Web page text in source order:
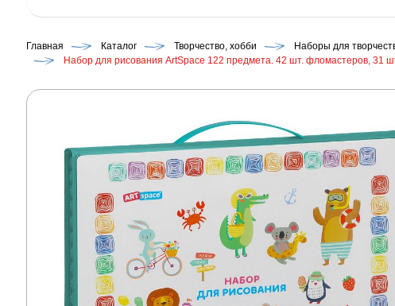
Главная Каталог Творчество, хобби Наборы для
Набор для рисования ArtSpace 122 предмета. 42 шт. фломастеров, 31